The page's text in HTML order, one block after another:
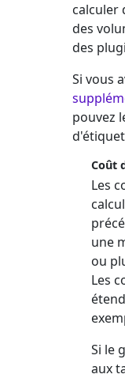
calculer
des
des
Si vous
pouvez
Coût
Les
une
ou
Les
Si le
aux